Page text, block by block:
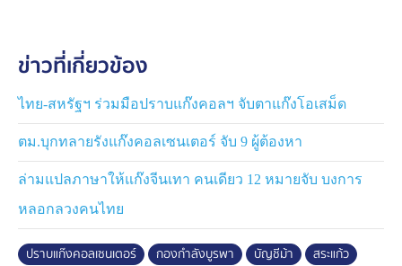
เพียง 3,500 บาท ต่อคนเท่านั้น
เมื่อค่าตอบแทนไม่เป็นไปตามข้อตกลงและถูกกักตัวไว้ใน
โรงงาน นายจ้างชาวจีนจึงแจ้งให้กลับบ้านในวันที่ 1 ต.ค. 68
โดยนำมาทิ้งไว้ที่ บ้านอ่างศิลาขแมร์ ฝั่งกัมพูชา พวกเขา
ต้องเดินเท้าลัดเลาะข้ามช่องทางธรรมชาติเข้ามายังฝั่งไทย
ก่อนจะถูกเจ้าหน้าที่ที่ตั้งจุดตรวจจับกุมตัวไว้ได้
เบื้องต้นเจ้าหน้าที่ได้แจ้งข้อหาลักลอบเข้าเมืองโดยผิด
ข่าวที่เกี่ยวข้อง
ไทย-สหรัฐฯ ร่วมมือปราบแก๊งคอลฯ จับตาแก๊งโอเสม็ด
ตม.บุกทลายรังแก๊งคอลเซนเตอร์ จับ 9 ผู้ต้องหา
ล่ามแปลภาษาให้แก๊งจีนเทา คนเดียว 12 หมายจับ บงการ
หลอกลวงคนไทย
ปราบแก๊งคอลเซนเตอร์ กองกำลังบูรพา บัญชีม้า สระแก้ว